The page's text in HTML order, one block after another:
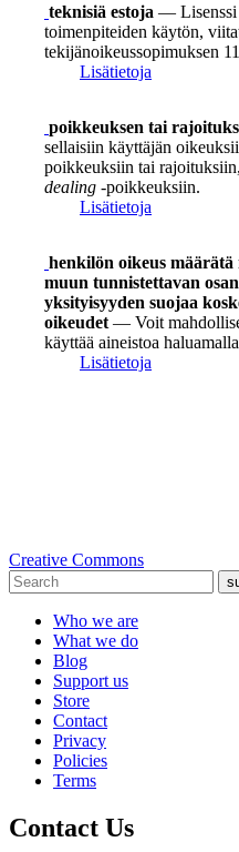
teknisiä estoja — Lisenssi
toimenpiteiden käytön,
tekijänoikeussopimuksen
Lisätietoja
poikkeuksen tai
sellaisiin käyttäjän
poikkeuksiin tai
dealing -poikkeuksiin.
Lisätietoja
henkilön oikeus määrätä
muun tunnistettavan
yksityisyyden suojaa
oikeudet — Voit
käyttää aineistoa
Lisätietoja
Creative Commons
Who we are
What we do
Blog
Support us
Store
Contact
Privacy
Policies
Terms
Contact Us